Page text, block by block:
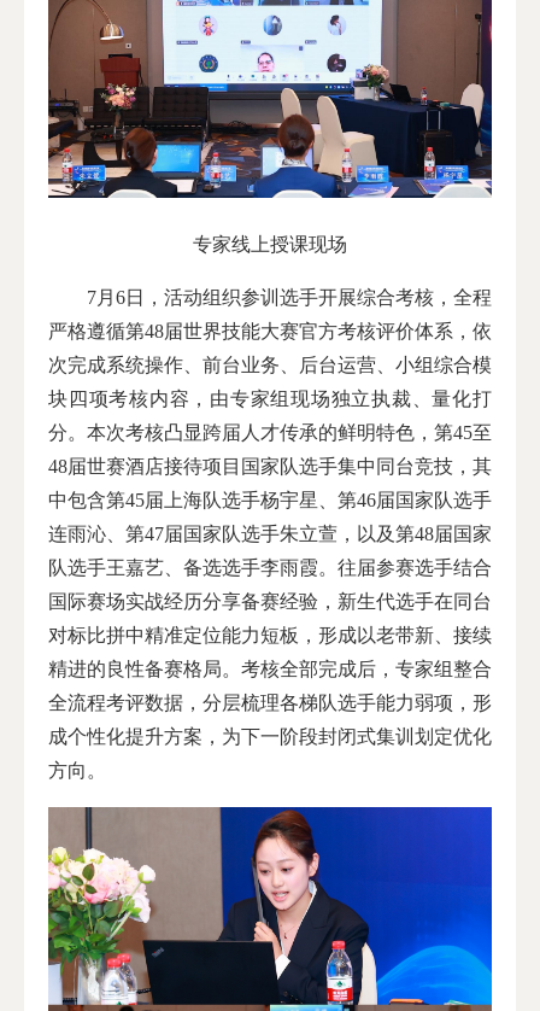
专家线上授课现场
7月6日，活动组织参训选手开展综合考核，全程
严格遵循第48届世界技能大赛官方考核评价体系，依
次完成系统操作、前台业务、后台运营、小组综合模
块四项考核内容，由专家组现场独立执裁、量化打
分。本次考核凸显跨届人才传承的鲜明特色，第45至
48届世赛酒店接待项目国家队选手集中同台竞技，其
中包含第45届上海队选手杨宇星、第46届国家队选手
连雨沁、第47届国家队选手朱立萱，以及第48届国家
队选手王嘉艺、备选选手李雨霞。往届参赛选手结合
国际赛场实战经历分享备赛经验，新生代选手在同台
对标比拼中精准定位能力短板，形成以老带新、接续
精进的良性备赛格局。考核全部完成后，专家组整合
全流程考评数据，分层梳理各梯队选手能力弱项，形
成个性化提升方案，为下一阶段封闭式集训划定优化
方向。